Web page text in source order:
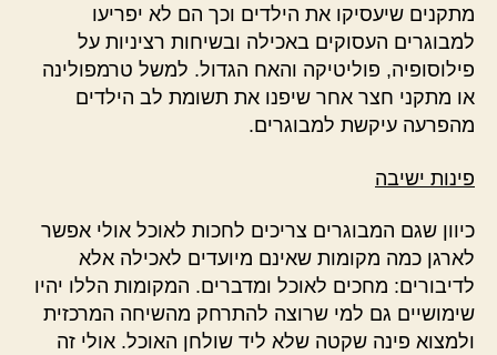
מתקנים שיעסיקו את הילדים וכך הם לא יפריעו
למבוגרים העסוקים באכילה ובשיחות רציניות על
פילוסופיה, פוליטיקה והאח הגדול. למשל טרמפולינה
או מתקני חצר אחר שיפנו את תשומת לב הילדים
מהפרעה עיקשת למבוגרים.
פינות ישיבה
כיוון שגם המבוגרים צריכים לחכות לאוכל אולי אפשר
לארגן כמה מקומות שאינם מיועדים לאכילה אלא
לדיבורים: מחכים לאוכל ומדברים. המקומות הללו יהיו
שימושיים גם למי שרוצה להתרחק מהשיחה המרכזית
ולמצוא פינה שקטה שלא ליד שולחן האוכל. אולי זה